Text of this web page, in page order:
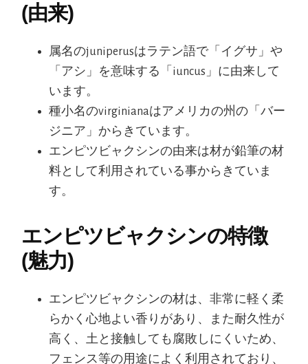
(由来)
属名のjuniperusはラテン語で「イグサ」や
「アシ」を意味する「iuncus」に由来して
います。
種小名のvirginianaはアメリカの州の「バー
ジニア」からきています。
エンピツビャクシンの由来は材が鉛筆の材
料として利用されている事からきていま
す。
エンピツビャクシンの特徴
(魅力)
エンピツビャクシンの材は、非常に軽く柔
らかく心地よい香りがあり、また耐久性が
高く、土と接触しても腐敗しにくいため、
フェンス等の用途によく利用されており、